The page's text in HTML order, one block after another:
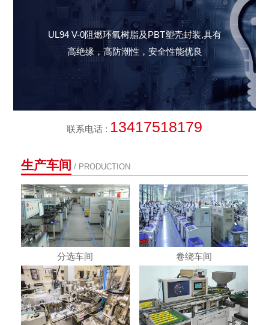
UL94 V-0阻燃环氧树脂及 PBT塑壳封装,具有
高绝缘，高防潮性，安全性能优良
联系电话 : 13417518179
生产车间 / PRODUCTION
分选车间 卷绕车间